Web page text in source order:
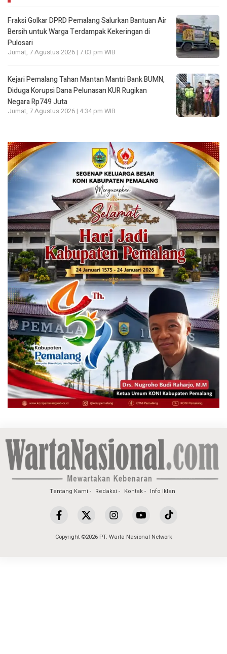
Fraksi Golkar DPRD Pemalang Salurkan Bantuan Air
Bersih untuk Warga Terdampak Kekeringan di
Pulosari
Jumat, 7 Agustus 2026 | 7:03 pm WIB
Kejari Pemalang Tahan Mantan Mantri Bank BUMN,
Diduga Korupsi Dana Pelunasan KUR Rugikan
Negara Rp749 Juta
Jumat, 7 Agustus 2026 | 4:34 pm WIB
Tentang Kami Redaksi Kontak Info Iklan
Copyright ©2026 PT. Warta Nasional Network